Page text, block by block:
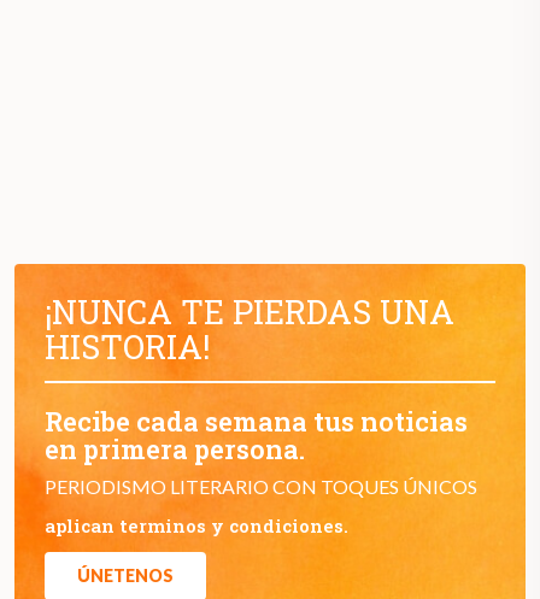
¡NUNCA TE PIERDAS UNA
HISTORIA!
Recibe cada semana tus noticias
en primera persona.
PERIODISMO LITERARIO CON TOQUES ÚNICOS
aplican terminos y condiciones.
ÚNETENOS